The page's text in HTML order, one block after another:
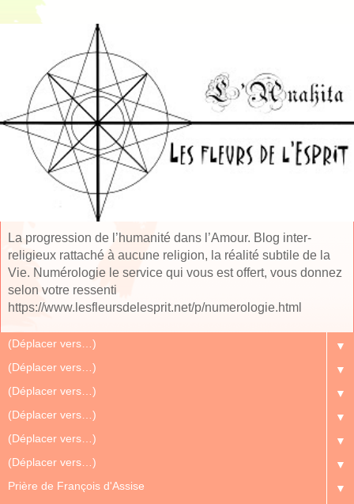
La progression de l’humanité dans l’Amour. Blog inter-
religieux rattaché à aucune religion, la réalité subtile de la
Vie. Numérologie le service qui vous est offert, vous donnez
selon votre ressenti
https://www.lesfleursdelesprit.net/p/numerologie.html
▼
▼
▼
▼
▼
▼
▼